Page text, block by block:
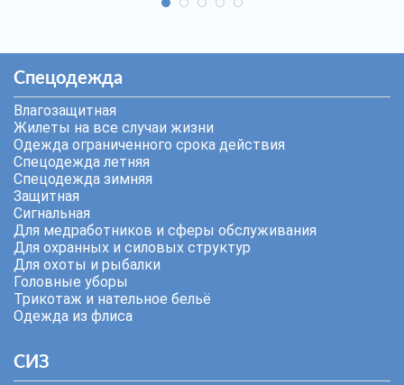
Спецодежда
Влагозащитная
Жилеты на все случаи жизни
Одежда ограниченного срока действия
Спецодежда летняя
Спецодежда зимняя
Защитная
Сигнальная
Для медработников и сферы обслуживания
Для охранных и силовых структур
Для охоты и рыбалки
Головные уборы
Трикотаж и нательное бельё
Одежда из флиса
СИЗ